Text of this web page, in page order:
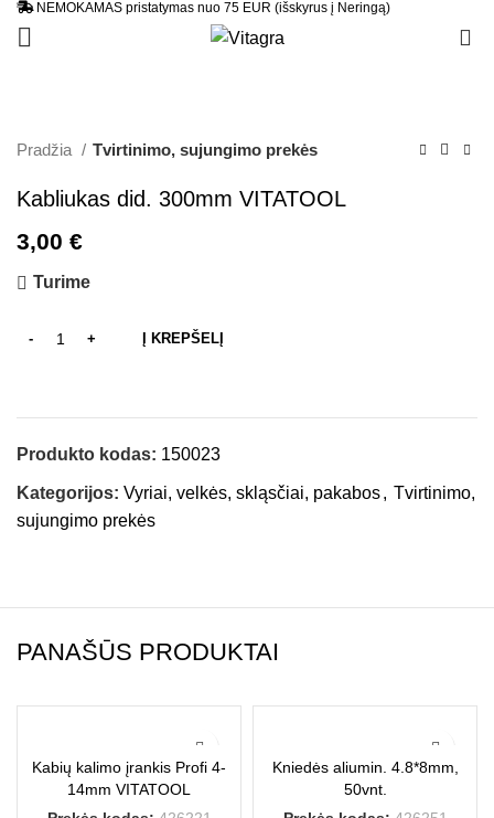
NEMOKAMAS pristatymas nuo 75 EUR (išskyrus į Neringą)
Pradžia Tvirtinimo, sujungimo prekės
Kabliukas did. 300mm VITATOOL
3,00 €
Turime
Į KREPŠELĮ
Produkto kodas: 150023
Kategorijos: Vyriai, velkės, skląsčiai, pakabos, Tvirtinimo,
sujungimo prekės
PANAŠŪS PRODUKTAI
Kabių kalimo įrankis Profi 4-
14mm VITATOOL
Kniedės aliumin. 4.8*8mm,
50vnt.